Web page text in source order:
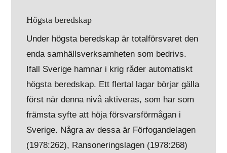
Högsta beredskap
Under högsta beredskap är totalförsvaret den
enda samhällsverksamheten som bedrivs.
Ifall Sverige hamnar i krig råder automatiskt
högsta beredskap. Ett flertal lagar börjar gälla
först när denna nivå aktiveras, som har som
främsta syfte att höja försvarsförmågan i
Sverige. Några av dessa är Förfogandelagen
(1978:262), Ransoneringslagen (1978:268)